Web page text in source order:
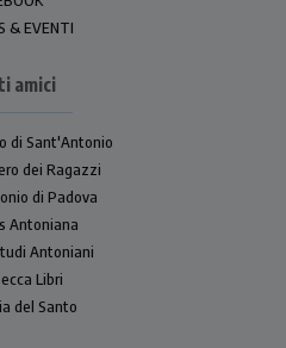
& EVENTI
amici
di Sant'Antonio
dei Ragazzi
di Padova
Antoniana
Antoniani
Libri
del Santo